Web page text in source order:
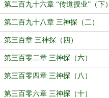
第二百九十六章 “传道授业”（下）
第二百九十八章 三神探（二）
第三百章 三神探（四）
第三百零二章 三神探（六）
第三百零四章 三神探（八）
第三百零六章 三神探（十）